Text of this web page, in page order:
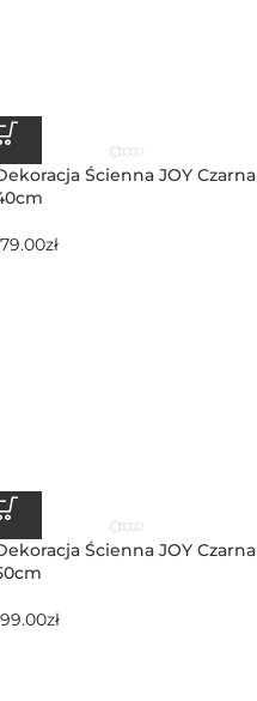
Ścienna JOY Czarna
zł
Ścienna JOY Czarna
zł